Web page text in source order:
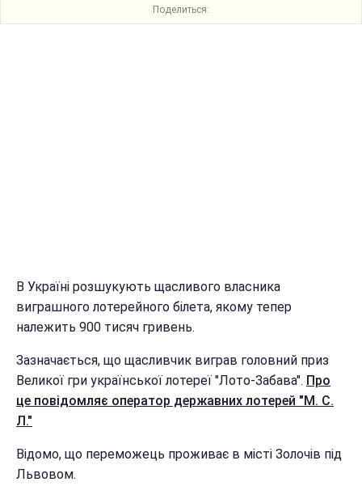
Поделиться:
В Україні розшукують щасливого власника
виграшного лотерейного білета, якому тепер
належить 900 тисяч гривень.
Зазначається, що щасливчик виграв головний приз
Великої гри української лотереї "Лото-Забава". Про
це повідомляє оператор державних лотерей "М. С.
Л."
Відомо, що переможець проживає в місті Золочів під
Львовом.